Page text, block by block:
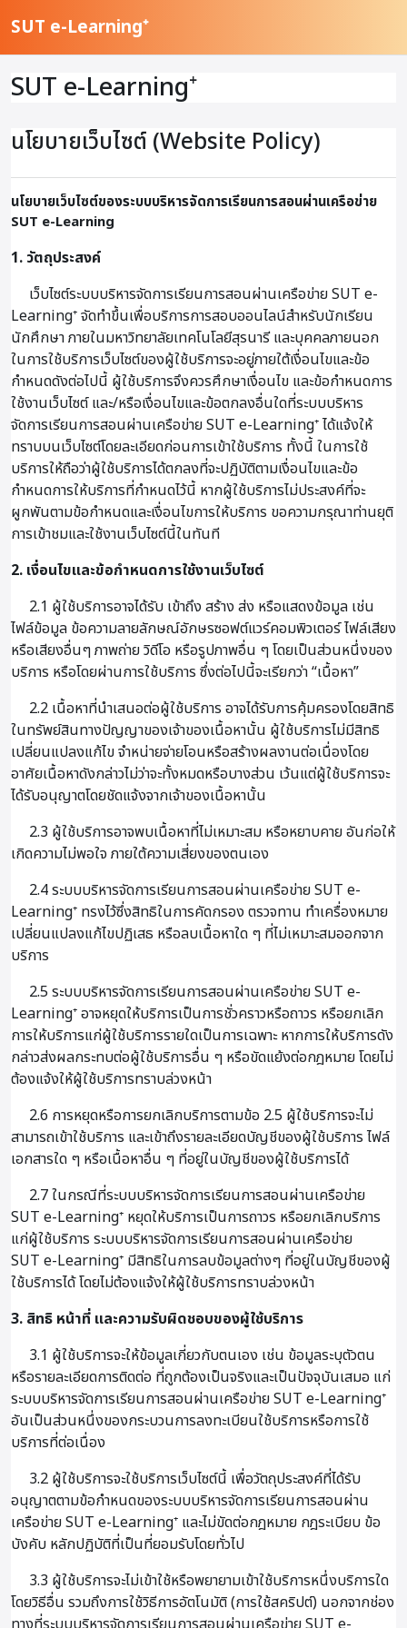
SUT e-Learning⁺
SUT e-Learning⁺
นโยบายเว็บไซต์ (Website Policy)
นโยบายเว็บไซต์ของระบบบริหารจัดการเรียนการสอนผ่านเครือข่าย
SUT e-Learning
1. วัตถุประสงค์
เว็บไซต์ระบบบริหารจัดการเรียนการสอนผ่านเครือข่าย SUT e-
Learning⁺ จัดทำขึ้นเพื่อบริการการสอบออนไลน์สำหรับนักเรียน
นักศึกษา ภายในมหาวิทยาลัยเทคโนโลยีสุรนารี และบุคคลภายนอก
ในการใช้บริการเว็บไซต์ของผู้ใช้บริการจะอยู่ภายใต้เงื่อนไขและข้อ
กำหนดดังต่อไปนี้ ผู้ใช้บริการจึงควรศึกษาเงื่อนไข และข้อกำหนดการ
ใช้งานเว็บไซต์ และ/หรือเงื่อนไขและข้อตกลงอื่นใดที่ระบบบริหาร
จัดการเรียนการสอนผ่านเครือข่าย SUT e-Learning⁺ ได้แจ้งให้
ทราบบนเว็บไซต์โดยละเอียดก่อนการเข้าใช้บริการ ทั้งนี้ ในการใช้
บริการให้ถือว่าผู้ใช้บริการได้ตกลงที่จะปฏิบัติตามเงื่อนไขและข้อ
กำหนดการให้บริการที่กำหนดไว้นี้ หากผู้ใช้บริการไม่ประสงค์ที่จะ
ผูกพันตามข้อกำหนดและเงื่อนไขการให้บริการ ขอความกรุณาท่านยุติ
การเข้าชมและใช้งานเว็บไซต์นี้ในทันที
2. เงื่อนไขและข้อกำหนดการใช้งานเว็บไซต์
2.1 ผู้ใช้บริการอาจได้รับ เข้าถึง สร้าง ส่ง หรือแสดงข้อมูล เช่น
ไฟล์ข้อมูล ข้อความลายลักษณ์อักษรซอฟต์แวร์คอมพิวเตอร์ ไฟล์เสียง
หรือเสียงอื่นๆ ภาพถ่าย วิดีโอ หรือรูปภาพอื่น ๆ โดยเป็นส่วนหนึ่งของ
บริการ หรือโดยผ่านการใช้บริการ ซึ่งต่อไปนี้จะเรียกว่า “เนื้อหา”
2.2 เนื้อหาที่นำเสนอต่อผู้ใช้บริการ อาจได้รับการคุ้มครองโดยสิทธิ
ในทรัพย์สินทางปัญญาของเจ้าของเนื้อหานั้น ผู้ใช้บริการไม่มีสิทธิ
เปลี่ยนแปลงแก้ไข จำหน่ายจ่ายโอนหรือสร้างผลงานต่อเนื่องโดย
อาศัยเนื้อหาดังกล่าวไม่ว่าจะทั้งหมดหรือบางส่วน เว้นแต่ผู้ใช้บริการจะ
ได้รับอนุญาตโดยชัดแจ้งจากเจ้าของเนื้อหานั้น
2.3 ผู้ใช้บริการอาจพบเนื้อหาที่ไม่เหมาะสม หรือหยาบคาย อันก่อให้
เกิดความไม่พอใจ ภายใต้ความเสี่ยงของตนเอง
2.4 ระบบบริหารจัดการเรียนการสอนผ่านเครือข่าย SUT e-
Learning⁺ ทรงไว้ซึ่งสิทธิในการคัดกรอง ตรวจทาน ทำเครื่องหมาย
เปลี่ยนแปลงแก้ไขปฏิเสธ หรือลบเนื้อหาใด ๆ ที่ไม่เหมาะสมออกจาก
บริการ
2.5 ระบบบริหารจัดการเรียนการสอนผ่านเครือข่าย SUT e-
Learning⁺ อาจหยุดให้บริการเป็นการชั่วคราวหรือถาวร หรือยกเลิก
การให้บริการแก่ผู้ใช้บริการรายใดเป็นการเฉพาะ หากการให้บริการดัง
กล่าวส่งผลกระทบต่อผู้ใช้บริการอื่น ๆ หรือขัดแย้งต่อกฎหมาย โดยไม่
ต้องแจ้งให้ผู้ใช้บริการทราบล่วงหน้า
2.6 การหยุดหรือการยกเลิกบริการตามข้อ 2.5 ผู้ใช้บริการจะไม่
สามารถเข้าใช้บริการ และเข้าถึงรายละเอียดบัญชีของผู้ใช้บริการ ไฟล์
เอกสารใด ๆ หรือเนื้อหาอื่น ๆ ที่อยู่ในบัญชีของผู้ใช้บริการได้
2.7 ในกรณีที่ระบบบริหารจัดการเรียนการสอนผ่านเครือข่าย
SUT e-Learning⁺ หยุดให้บริการเป็นการถาวร หรือยกเลิกบริการ
แก่ผู้ใช้บริการ ระบบบริหารจัดการเรียนการสอนผ่านเครือข่าย
SUT e-Learning⁺ มีสิทธิในการลบข้อมูลต่างๆ ที่อยู่ในบัญชีของผู้
ใช้บริการได้ โดยไม่ต้องแจ้งให้ผู้ใช้บริการทราบล่วงหน้า
3. สิทธิ หน้าที่ และความรับผิดชอบของผู้ใช้บริการ
3.1 ผู้ใช้บริการจะให้ข้อมูลเกี่ยวกับตนเอง เช่น ข้อมูลระบุตัวตน
หรือรายละเอียดการติดต่อ ที่ถูกต้องเป็นจริงและเป็นปัจจุบันเสมอ แก่
ระบบบริหารจัดการเรียนการสอนผ่านเครือข่าย SUT e-Learning⁺
อันเป็นส่วนหนึ่งของกระบวนการลงทะเบียนใช้บริการหรือการใช้
บริการที่ต่อเนื่อง
3.2 ผู้ใช้บริการจะใช้บริการเว็บไซต์นี้ เพื่อวัตถุประสงค์ที่ได้รับ
อนุญาตตามข้อกำหนดของระบบบริหารจัดการเรียนการสอนผ่าน
เครือข่าย SUT e-Learning⁺ และไม่ขัดต่อกฎหมาย กฎระเบียบ ข้อ
บังคับ หลักปฏิบัติที่เป็นที่ยอมรับโดยทั่วไป
3.3 ผู้ใช้บริการจะไม่เข้าใช้หรือพยายามเข้าใช้บริการหนึ่งบริการใด
โดยวิธีอื่น รวมถึงการใช้วิธีการอัตโนมัติ (การใช้สคริปต์) นอกจากช่อง